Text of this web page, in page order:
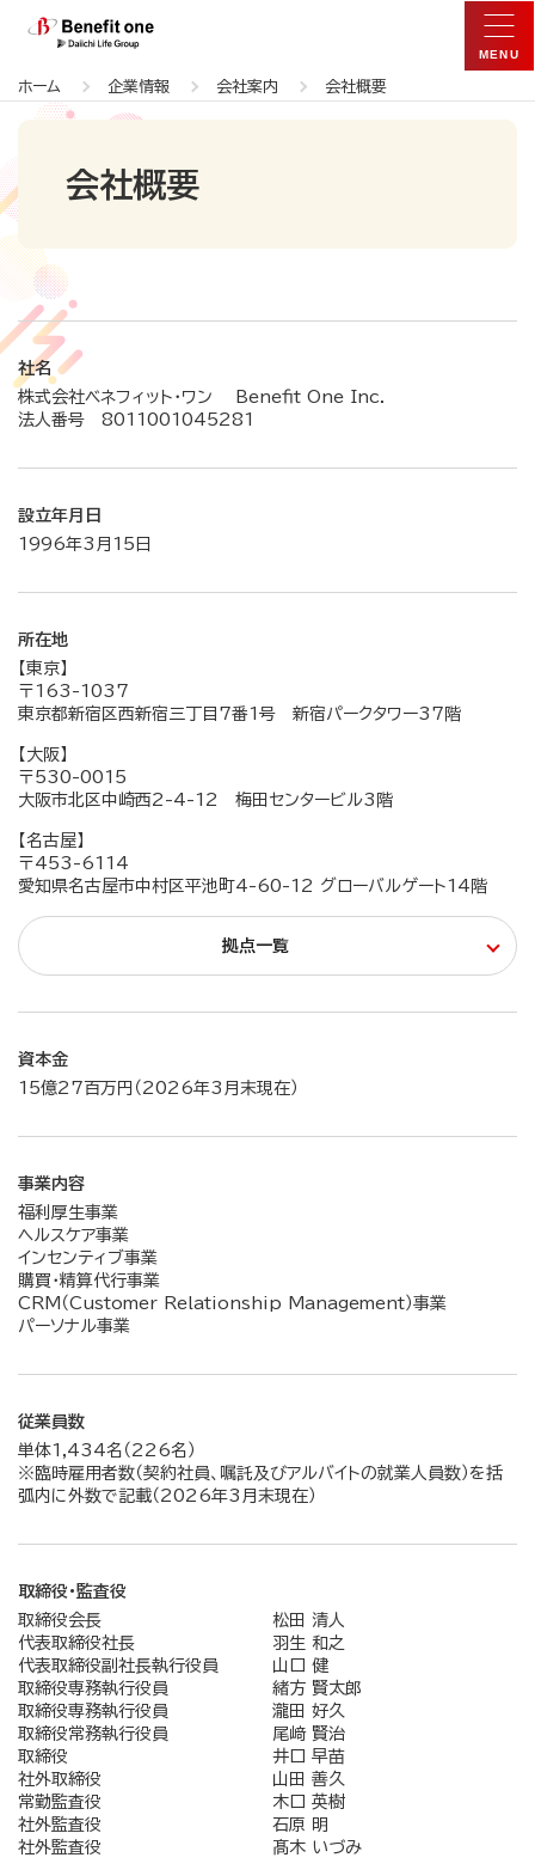
ホーム 企業情報 会社案内 会社概要
会社概要
社名
株式会社ベネフィット・ワン Benefit One Inc.
法人番号 8011001045281
設立年月日
1996年3月15日
所在地
【東京】
〒163-1037
東京都新宿区西新宿三丁目7番1号 新宿パークタワー37階
【大阪】
〒530-0015
大阪市北区中崎西2-4-12 梅田センタービル3階
【名古屋】
〒453-6114
愛知県名古屋市中村区平池町4-60-12 グローバルゲート14階
拠点一覧
資本金
15億27百万円（2026年3月末現在）
事業内容
福利厚生事業
ヘルスケア事業
インセンティブ事業
購買・精算代行事業
CRM（Customer Relationship Management）事業
パーソナル事業
従業員数
単体1,434名（226名）
※臨時雇用者数（契約社員、嘱託及びアルバイトの就業人員数）を括
弧内に外数で記載（2026年3月末現在）
取締役・監査役
取締役会長
松田 清人
代表取締役社長
羽生 和之
代表取締役副社長執行役員
山口 健
取締役専務執行役員
緒方 賢太郎
取締役専務執行役員
瀧田 好久
取締役常務執行役員
尾﨑 賢治
取締役
井口 早苗
社外取締役
山田 善久
常勤監査役
木口 英樹
社外監査役
石原 明
社外監査役
髙木 いづみ